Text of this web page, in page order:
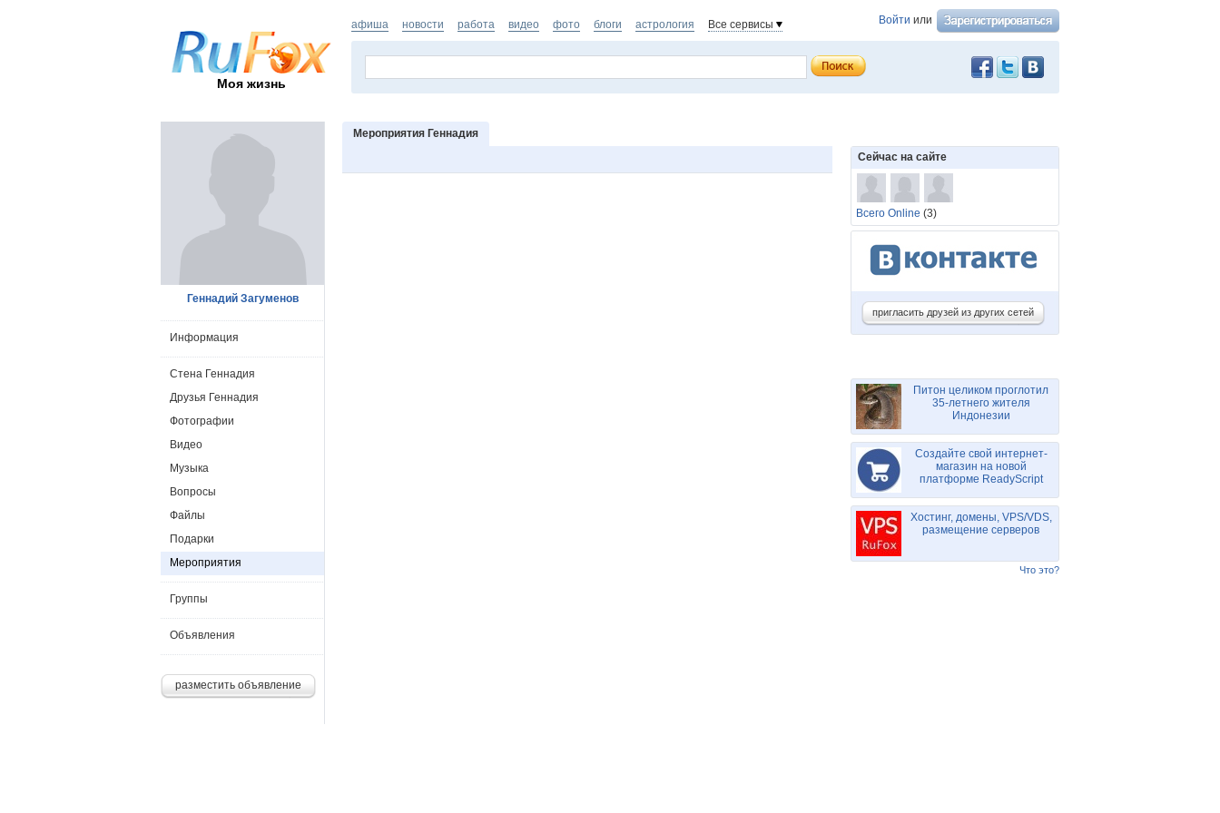
Моя жизнь
Войти или
афиша новости работа видео фото блоги астрология Все сервисы
Мероприятия Геннадия
Геннадий Загуменов
Информация
Стена Геннадия
Друзья Геннадия
Фотографии
Видео
Музыка
Вопросы
Файлы
Подарки
Мероприятия
Группы
Объявления
разместить объявление
Сейчас на сайте
Всего Online (3)
пригласить друзей из других сетей
Питон целиком проглотил
35-летнего жителя
Индонезии
Создайте свой интернет-
магазин на новой
платформе ReadyScript
Хостинг, домены, VPS/VDS,
размещение серверов
Что это?